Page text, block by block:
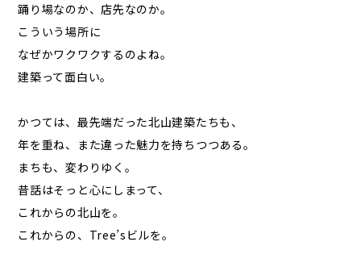
踊り場なのか、店先なのか。
こういう場所に
なぜかワクワクするのよね。
建築って面白い。
かつては、最先端だった北山建築たちも、
年を重ね、また違った魅力を持ちつつある。
まちも、変わりゆく。
昔話はそっと心にしまって、
これからの北山を。
これからの、Tree’sビルを。